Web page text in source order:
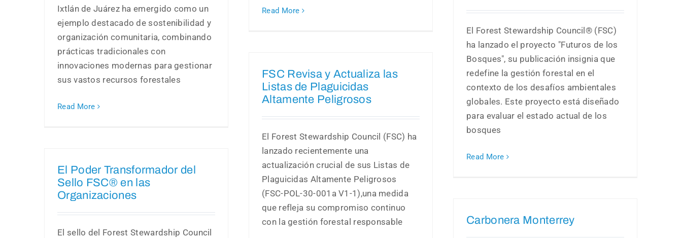
Read More
Ixtlán de Juárez ha emergido como un
ejemplo destacado de sostenibilidad y
organización comunitaria, combinando
prácticas tradicionales con
innovaciones modernas para gestionar
sus vastos recursos forestales
Read More
El Forest Stewardship Council® (FSC)
ha lanzado el proyecto "Futuros de los
Bosques", su publicación insignia que
redefine la gestión forestal en el
contexto de los desafíos ambientales
globales. Este proyecto está diseñado
para evaluar el estado actual de los
bosques
Read More
FSC Revisa y Actualiza las
Listas de Plaguicidas
Altamente Peligrosos
El Forest Stewardship Council (FSC) ha
lanzado recientemente una
actualización crucial de sus Listas de
Plaguicidas Altamente Peligrosos
(FSC-POL-30-001a V1-1),una medida
que refleja su compromiso continuo
con la gestión forestal responsable
El Poder Transformador del
Sello FSC® en las
Organizaciones
El sello del Forest Stewardship Council
Carbonera Monterrey